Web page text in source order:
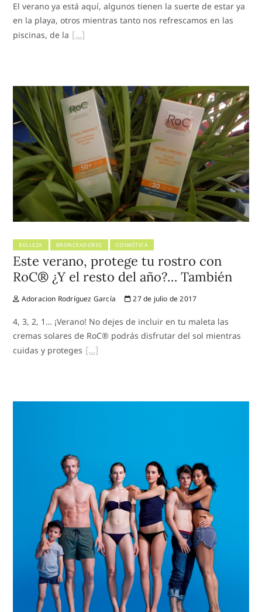
El verano ya está aquí, algunos tienen la suerte de estar ya
en la playa, otros mientras tanto nos refrescamos en las
piscinas, de la
BELLEZA BRONCEADORES COSMÉTICA
Este verano, protege tu rostro con
RoC® ¿Y el resto del año?… También
Adoracion Rodríguez García 27 de julio de 2017
4, 3, 2, 1… ¡Verano! No dejes de incluir en tu maleta las
cremas solares de RoC® podrás disfrutar del sol mientras
cuidas y proteges